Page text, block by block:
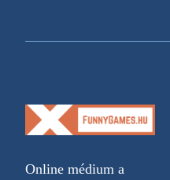
Online médium a